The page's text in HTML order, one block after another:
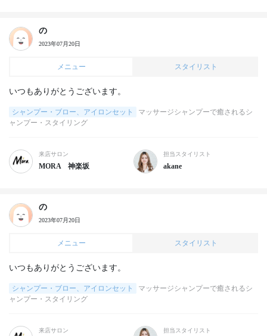
の
2023年07月20日
メニュー スタイリスト
いつもありがとうございます。
シャンプー・ブロー、アイロンセット
マッサージシャンプーで癒されるシ
ャンプー・スタイリング
来店サロン
MORA 神楽坂
担当スタイリスト
akane
の
2023年07月20日
メニュー スタイリスト
いつもありがとうございます。
シャンプー・ブロー、アイロンセット
マッサージシャンプーで癒されるシ
ャンプー・スタイリング
来店サロン 担当スタイリスト